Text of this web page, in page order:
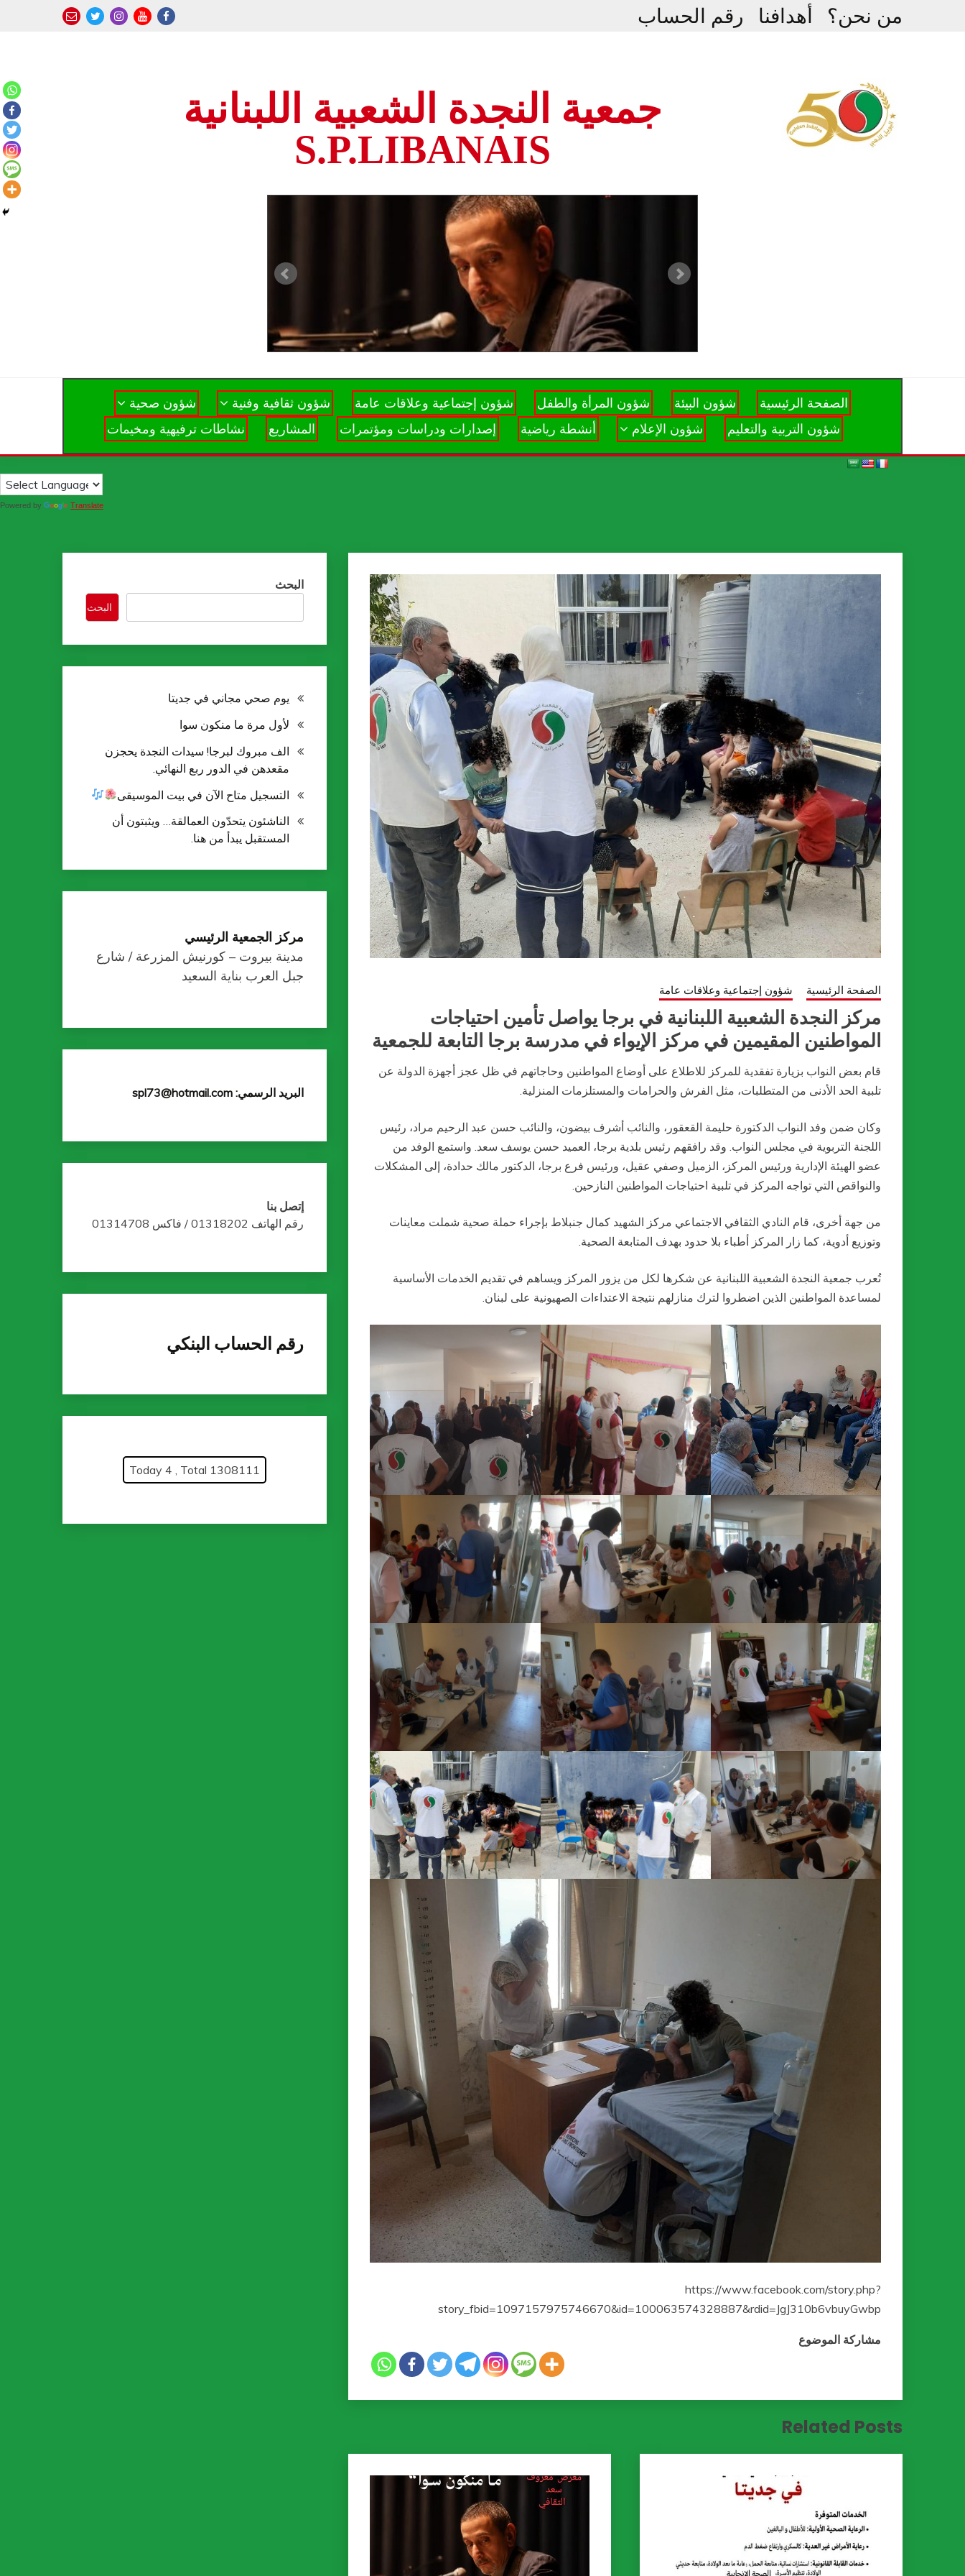
من نحن؟ أهدافنا رقم الحساب
جمعية النجدة الشعبية اللبنانية
S.P.LIBANAIS
الصفحة الرئيسية شؤون البيئة شؤون المرأة والطفل شؤون إجتماعية وعلاقات عامة شؤون ثقافية وفنية
شؤون صحية
شؤون التربية والتعليم
شؤون الإعلام أنشطة رياضية إصدارات ودراسات ومؤتمرات المشاريع نشاطات ترفيهية ومخيمات
Powered by Translate
الصفحة الرئيسية شؤون إجتماعية وعلاقات عامة
مركز النجدة الشعبية اللبنانية في برجا يواصل تأمين احتياجات
المواطنين المقيمين في مركز الإيواء في مدرسة برجا التابعة للجمعية
قام بعض النواب بزيارة تفقدية للمركز للاطلاع على أوضاع المواطنين وحاجاتهم في ظل عجز أجهزة الدولة عن
تلبية الحد الأدنى من المتطلبات، مثل الفرش والحرامات والمستلزمات المنزلية.
وكان ضمن وفد النواب الدكتورة حليمة القعقور، والنائب أشرف بيضون، والنائب حسن عبد الرحيم مراد، رئيس
اللجنة التربوية في مجلس النواب. وقد رافقهم رئيس بلدية برجا، العميد حسن يوسف سعد. واستمع الوفد من
عضو الهيئة الإدارية ورئيس المركز، الزميل وصفي عقيل، ورئيس فرع برجا، الدكتور مالك حدادة، إلى المشكلات
والنواقص التي تواجه المركز في تلبية احتياجات المواطنين النازحين.
من جهة أخرى، قام النادي الثقافي الاجتماعي مركز الشهيد كمال جنبلاط بإجراء حملة صحية شملت معاينات
وتوزيع أدوية، كما زار المركز أطباء بلا حدود بهدف المتابعة الصحية.
تُعرب جمعية النجدة الشعبية اللبنانية عن شكرها لكل من يزور المركز ويساهم في تقديم الخدمات الأساسية
لمساعدة المواطنين الذين اضطروا لترك منازلهم نتيجة الاعتداءات الصهيونية على لبنان.
https://www.facebook.com/story.php?
story_fbid=1097157975746670&id=100063574328887&rdid=JgJ310b6vbuyGwbp
مشاركة الموضوع
Related Posts
البحث
البحث
يوم صحي مجاني في جديتا
لأول مرة ما منكون سوا
الف مبروك لبرجا! سيدات النجدة يحجزن
مقعدهن في الدور ربع النهائي.
التسجيل متاح الآن في بيت الموسيقى
الناشئون يتحدّون العمالقة… ويثبتون أن
المستقبل يبدأ من هنا.
مركز الجمعية الرئيسي
مدينة بيروت – كورنيش المزرعة / شارع
جبل العرب بناية السعيد
البريد الرسمي: spl73@hotmail.com
إتصل بنا
رقم الهاتف 01318202 / فاكس 01314708
رقم الحساب البنكي
Today 4 , Total 1308111